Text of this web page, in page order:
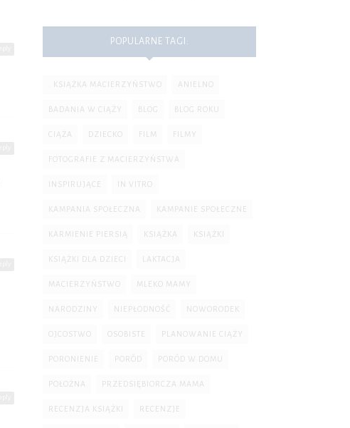
POPULARNE TAGI:
. KSIĄŻKA MACIERZYŃSTWO ANIELNO
BADANIA W CIĄŻY BLOG BLOG ROKU
CIĄŻA DZIECKO FILM FILMY
FOTOGRAFIE Z MACIERZYŃSTWA
INSPIRUJĄCE IN VITRO
KAMPANIA SPOŁECZNA KAMPANIE SPOŁECZNE
KARMIENIE PIERSIĄ KSIĄŻKA KSIĄŻKI
KSIĄŻKI DLA DZIECI LAKTACJA
MACIERZYŃSTWO MLEKO MAMY
NARODZINY NIEPŁODNOŚĆ NOWORODEK
OJCOSTWO OSOBISTE PLANOWANIE CIĄŻY
PORONIENIE PORÓD PORÓD W DOMU
POŁOŻNA PRZEDSIĘBIORCZA MAMA
RECENZJA KSIĄŻKI RECENZJE